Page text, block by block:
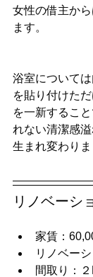
女性の借主か
ます。
浴室について
を貼り付けた
を一新するこ
れない清潔感
生まれ変わりま
リノベーシ
家賃：
リノベー
間取り：